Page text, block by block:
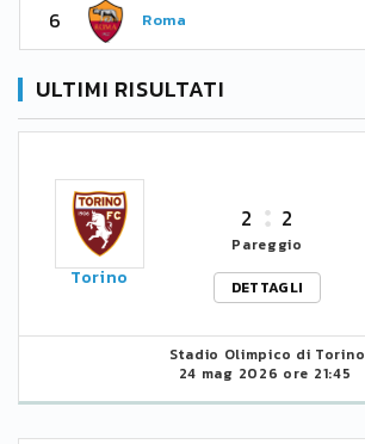
6 Roma
ULTIMI RISULTATI
Torino
2 2
Pareggio
DETTAGLI
Stadio Olimpico di Torino
24 mag 2026 ore 21:45